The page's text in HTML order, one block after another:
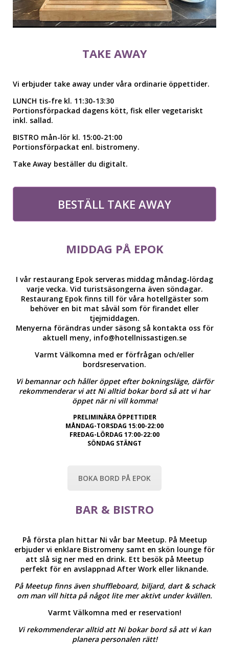
TAKE AWAY
Vi erbjuder take away under våra ordinarie öppettider.
LUNCH tis-fre kl. 11:30-13:30
Portionsförpackad dagens kött, fisk eller vegetariskt
inkl. sallad.
BISTRO mån-lör kl. 15:00-21:00
Portionsförpackat enl. bistromeny.
Take Away beställer du digitalt.
BESTÄLL TAKE AWAY
MIDDAG PÅ EPOK
I vår restaurang Epok serveras middag måndag-lördag
varje vecka. Vid turistsäsongerna även söndagar.
Restaurang Epok finns till för våra hotellgäster som
behöver en bit mat såväl som för firandet eller
tjejmiddagen.
Menyerna förändras under säsong så kontakta oss för
aktuell meny, info@hotellnissastigen.se
Varmt Välkomna med er förfrågan och/eller
bordsreservation.
Vi bemannar och håller öppet efter bokningsläge, därför
rekommenderar vi att Ni alltid bokar bord så att vi har
öppet när ni vill komma!
PRELIMINÄRA ÖPPETTIDER
MÅNDAG-TORSDAG 15:00-22:00
FREDAG-LÖRDAG 17:00-22:00
SÖNDAG STÄNGT
BOKA BORD PÅ EPOK
BAR & BISTRO
På första plan hittar Ni vår bar Meetup. På Meetup
erbjuder vi enklare Bistromeny samt en skön lounge för
att slå sig ner med en drink. Ett besök på Meetup
perfekt för en avslappnad After Work eller liknande.
På Meetup finns även shuffleboard, biljard, dart & schack
om man vill hitta på något lite mer aktivt under kvällen.
Varmt Välkomna med er reservation!
Vi rekommenderar alltid att Ni bokar bord så att vi kan
planera personalen rätt!